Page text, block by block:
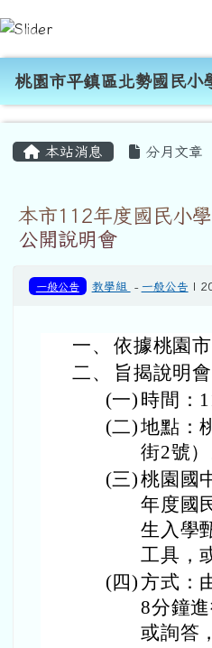
跳至主內容區
桃園市平鎮區北勢
導覽列
桃園市平鎮區北勢國民小
本站消息 分月文章
本市112年度國民小
公開說明會
一般公告 教學組 - 一般公告 |
一、 依據桃園
二、
旨揭說明
(一) 時間：
(二)地點：
街2號）
(三)桃園國
年度國
生入學
工具，
(四)方式：
8分鐘
或詢答